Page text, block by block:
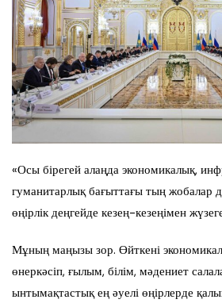
«Осы бірегей алаңда экономикалық,
гуманитарлық бағыттағы тың жобалар
өңірлік деңгейде кезең-кезеңімен
Мұның маңызы зор. Өйткені
өнеркәсіп, ғылым, білім, мәдениет
ынтымақтастық ең әуелі өңірлерде